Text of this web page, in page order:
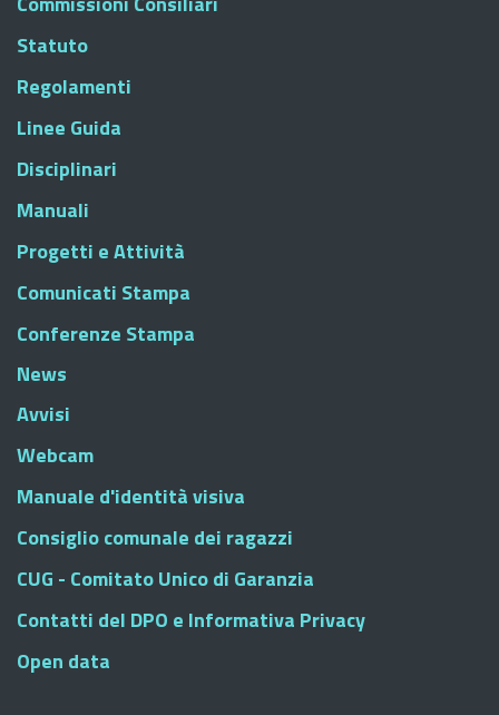
Statuto
Regolamenti
Linee Guida
Disciplinari
Manuali
Progetti e Attività
Comunicati Stampa
Conferenze Stampa
News
Avvisi
Webcam
Manuale d'identità visiva
Consiglio comunale dei ragazzi
CUG - Comitato Unico di Garanzia
Contatti del DPO e Informativa Privacy
Open data